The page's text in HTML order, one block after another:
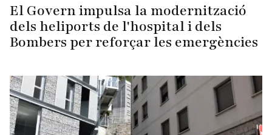
El Govern impulsa la modernització
dels heliports de l'hospital i dels
Bombers per reforçar les emergències